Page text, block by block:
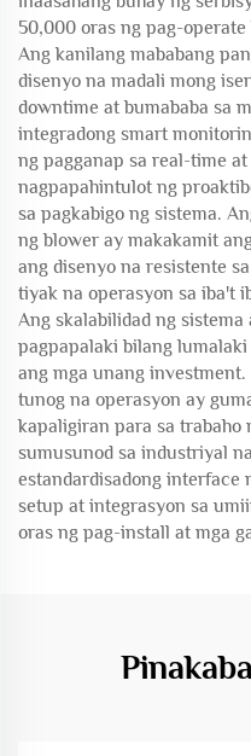
50,000 oras ng pag-
Ang kanilang mababang
disenyo na madali mong
downtime at bumababa sa
integradong smart
ng pagganap sa real-time at
nagpapahintulot ng
sa pagkabigo ng sistema.
ng blower ay makakamit
ang disenyo na resistente
tiyak na operasyon sa iba't
Ang skalabilidad ng
pagpapalaki bilang
ang mga unang investment.
tunog na operasyon ay
kapaligiran para sa trabaho
sumusunod sa industriyal
estandardisadong
setup at integrasyon sa
oras ng pag-install at mga